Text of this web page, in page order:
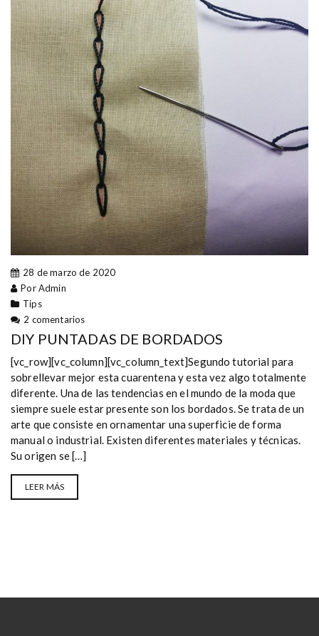
28 de marzo de 2020
Por Admin
Tips
2 comentarios
DIY PUNTADAS DE BORDADOS
[vc_row][vc_column][vc_column_text]Segundo tutorial para
sobrellevar mejor esta cuarentena y esta vez algo totalmente
diferente. Una de las tendencias en el mundo de la moda que
siempre suele estar presente son los bordados. Se trata de un
arte que consiste en ornamentar una superficie de forma
manual o industrial. Existen diferentes materiales y técnicas.
Su origen se […]
LEER MÁS